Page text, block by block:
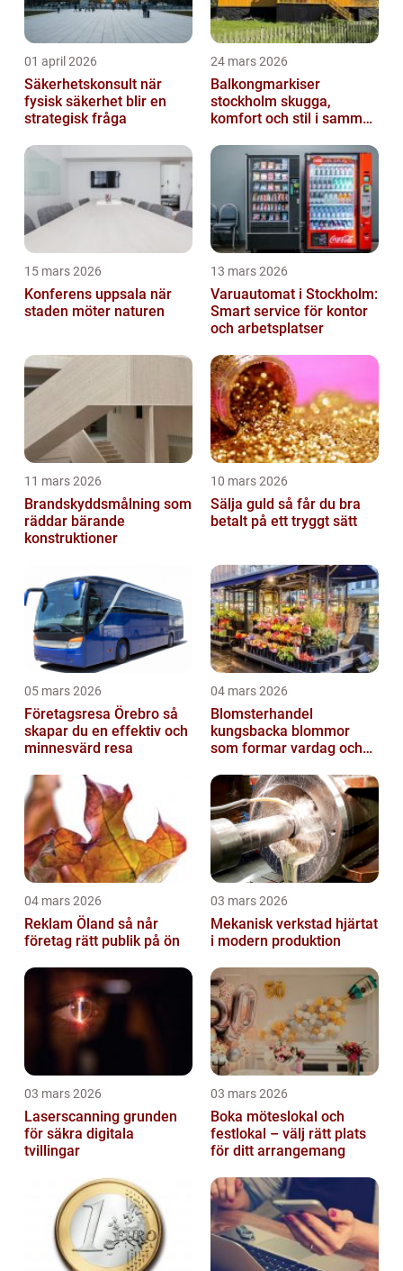
01 april 2026
Säkerhetskonsult när
fysisk säkerhet blir en
strategisk fråga
24 mars 2026
Balkongmarkiser
stockholm skugga,
komfort och stil i samma
15 mars 2026
Konferens uppsala när
staden möter naturen
13 mars 2026
Varuautomat i Stockholm:
Smart service för kontor
och arbetsplatser
11 mars 2026
Brandskyddsmålning som
räddar bärande
konstruktioner
10 mars 2026
Sälja guld så får du bra
betalt på ett tryggt sätt
05 mars 2026
Företagsresa Örebro så
skapar du en effektiv och
minnesvärd resa
04 mars 2026
Blomsterhandel
kungsbacka blommor
som formar vardag och
04 mars 2026
Reklam Öland så når
företag rätt publik på ön
03 mars 2026
Mekanisk verkstad hjärtat
i modern produktion
03 mars 2026
Laserscanning grunden
för säkra digitala
tvillingar
03 mars 2026
Boka möteslokal och
festlokal – välj rätt plats
för ditt arrangemang